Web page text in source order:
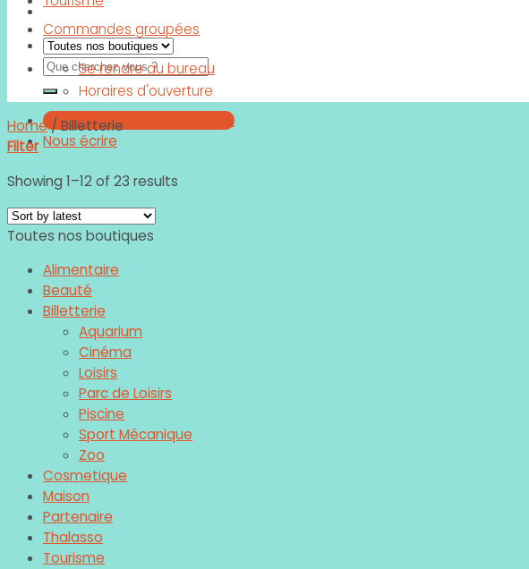
Search
for:
02 99 21 20 28 ou poste 2028
Nous écrire
Commandes groupées
Se rendre au bureau
Horaires d'ouverture
Home/Billetterie
Filter
Showing 1–12 of 23 results
Toutes nos boutiques
Alimentaire
Beauté
Billetterie
Aquarium
Cinéma
Loisirs
Parc de Loisirs
Piscine
Sport Mécanique
Zoo
Cosmetique
Maison
Partenaire
Thalasso
Tourisme